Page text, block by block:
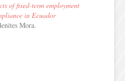
of fixed-term employment
in Ecuador
Mora.